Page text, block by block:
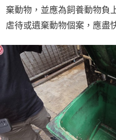
棄動物，並應為飼養動物負
虐待或遺棄動物個案，應盡